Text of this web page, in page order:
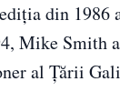
din 1986
Mike Smith
al Țării